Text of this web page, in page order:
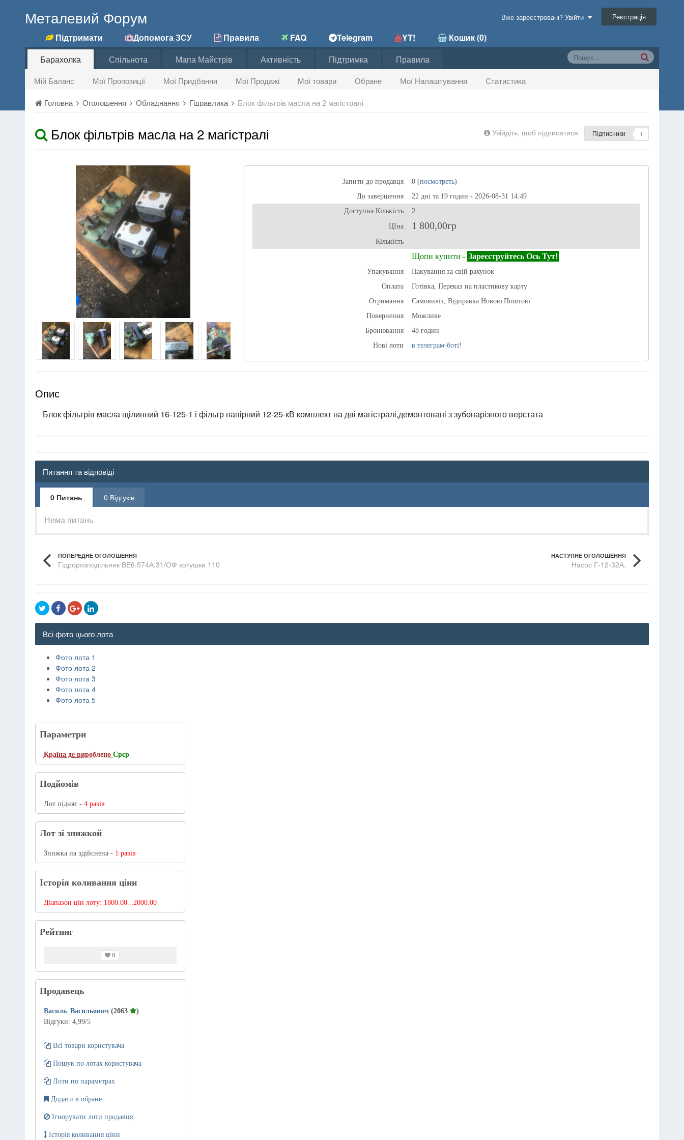
Металевий Форум
Підтримати Допомога ЗСУ Правила FAQ Telegram YT! Кошик (0)
Вже зареєстровані? Увійти Реєстрація
Барахолка
Мій Баланс Мої Пропозиції Мої Придбання Мої Продажі Мої товари Обране Мої Налаштування Статистика
Спільнота Мапа Майстрів Активність Підтримка Правила
Головна Оголошення Обладнання Гідравлика Блок фільтрів масла на 2 магістралі
Увійдіть, щоб підписатися Підписники 1
Блок фільтрів масла на 2 магістралі
Запити до продавця 0 (посмотреть)
До завершення
22 дні та 19 годин - 2026-08-31 14:49
Доступна Кількість
2
ЦІна
1 800,00гр
Кількість
Щопи купити - Зареєструйтесь Ось Тут!
Упакування
Пакування за свій рахунок
Оплата
Готівка, Переказ на пластикову карту
Отримання
Самовивіз, Відправка Новою Поштою
Повернення
Можливе
Бронювання
48 годин
Нові лоти
в телеграм-боті!
Опис
Блок фільтрів масла щілинний 16-125-1 і фільтр напірний 12-25-кВ комплект на дві магістралі,демонтовані з зубонарізного верстата
Питання та відповіді
0 Питань 0 Відгуків
Нема питань
ПОПЕРЕДНЕ ОГОЛОШЕННЯ
Гідророзподільник ВЕ6.574А.31/ОФ котушки 110
НАСТУПНЕ ОГОЛОШЕННЯ
Насос Г-12-32А.
Всі фото цього лота
Фото лота 1
Фото лота 2
Фото лота 3
Фото лота 4
Фото лота 5
Параметри
Країна де вироблено Срср
Подйомів
Лот піднят - 4 разів
Лот зі знижкой
Знижка на здійснена - 1 разів
Історія коливання ціни
Діапазон цін лоту: 1800.00...2000.00
Рейтинг
0
Продавець
Василь_Васильович (2063
)
Відгуки: 4,99/5
Всі товари користувача
Пошук по лотах користувача
Лоти по параметрах
Додати в обране
Ігнорувати лоти продавця
Історія коливання ціни